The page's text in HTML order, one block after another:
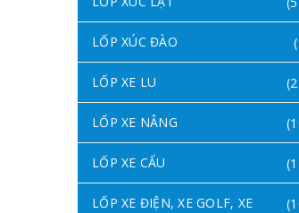
LỐP XÚC ĐÀO
LỐP XE LU
LỐP XE NÂNG
LỐP XE CẨU
LỐP XE ĐIỆN, XE GOLF, XE